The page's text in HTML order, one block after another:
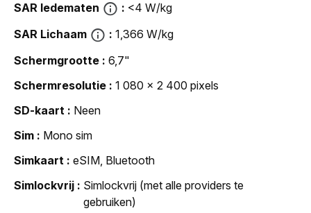
SAR ledematen
<4 W/kg
SAR Lichaam
1,366 W/kg
Schermgrootte
6,7"
Schermresolutie
1 080 x 2 400 pixels
SD-kaart
Neen
Sim
Mono sim
Simkaart
eSIM, Bluetooth
Simlockvrij
Simlockvrij (met alle providers te
gebruiken)